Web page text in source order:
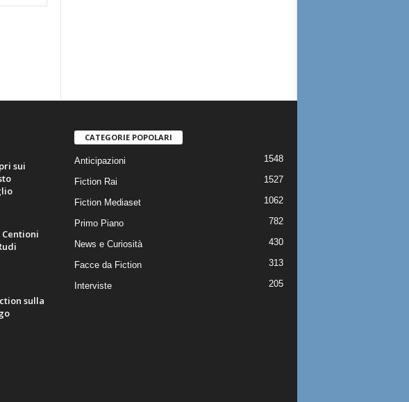
sui
sulla
CATEGORIE POPOLARI
Anticipazioni 1548
Fiction Rai 1527
Fiction Mediaset 1062
Primo Piano 782
News e Curiosità 430
Facce da Fiction 313
Interviste 205